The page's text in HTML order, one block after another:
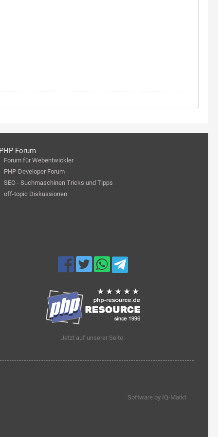
Forum
Forum für Webentwickler
PHP-Developer Forum
SEO - Suchmaschinen Tricks und Tipps
off-topic Diskussionen
Jetzt auf unserer Seite:
Software by IQ-Markt